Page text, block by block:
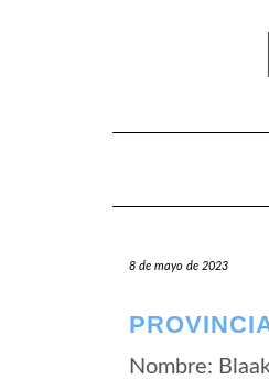
8 de mayo de 2023
Nombre: